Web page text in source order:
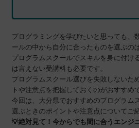
プログラミングを学びたいと思っても、
ールの中から自分に合ったものを選ぶの
プログラムスクールでスキルを身に付け
は言えない受講料も必要です。
プログラムスクール選びを失敗しないた
トや注意点を把握しておくのがおすすめ
今回は、大分県でおすすめのプログラム
選ぶときのポイントや注意点についてご
💡絶対見て！今からでも間に合うエンジ